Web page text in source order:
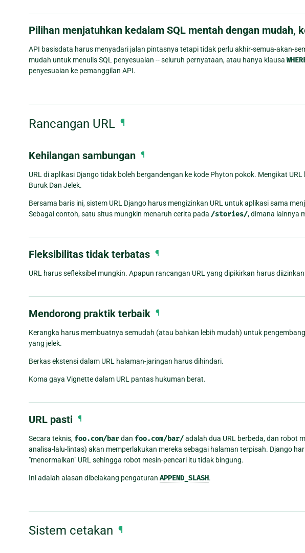
Pilihan menjatuhkan kedalam SQL mentah dengan mudah,
API basisdata harus menyadari jalan pintasnya tetapi tidak perlu akhir-semua-akan-
mudah untuk menulis SQL penyesuaian -- seluruh pernyataan, atau hanya klausa
penyesuaian ke pemanggilan API.
Rancangan URL ¶
Kehilangan sambungan ¶
URL di aplikasi Django tidak boleh bergandengan ke kode Phyton pokok. Mengikat
Buruk Dan Jelek.
Bersama baris ini, sistem URL Django harus mengizinkan URL untuk aplikasi sama
Sebagai contoh, satu situs mungkin menaruh cerita pada /stories/, dimana lainnya
Fleksibilitas tidak terbatas ¶
URL harus sefleksibel mungkin. Apapun rancangan URL yang dipikirkan harus
Mendorong praktik terbaik ¶
Kerangka harus membuatnya semudah (atau bahkan lebih mudah) untuk
yang jelek.
Berkas ekstensi dalam URL halaman-jaringan harus dihindari.
Koma gaya Vignette dalam URL pantas hukuman berat.
URL pasti ¶
Secara teknis, foo.com/bardan foo.com/bar/adalah dua URL berbeda, dan robot
analisa-lalu-lintas) akan memperlakukan mereka sebagai halaman terpisah. Django
"menormalkan" URL sehingga robot mesin-pencari itu tidak bingung.
Ini adalah alasan dibelakang pengaturan APPEND_SLASH.
Sistem cetakan ¶